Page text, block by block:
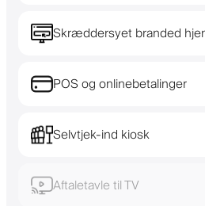
Skræddersyet branded
POS og onlinebetalinger
Selvtjek-ind kiosk
Aftaletavle til TV